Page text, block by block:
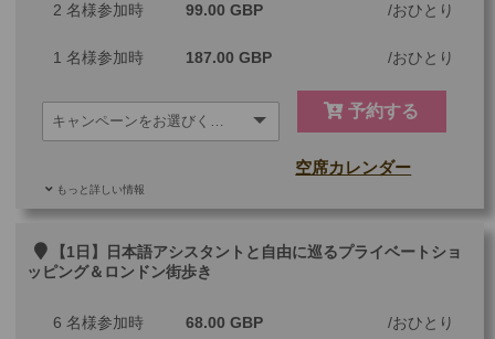
2 名様参加時 99.00 GBP おひとり
1 名様参加時 187.00 GBP おひとり
予約する
もっと詳しい情報
空席カレンダー
その他【1日】日本語アシスタントと自由に巡るプライベートショ
ッピング＆ロンドン街歩き
6 名様参加時 68.00 GBP おひとり